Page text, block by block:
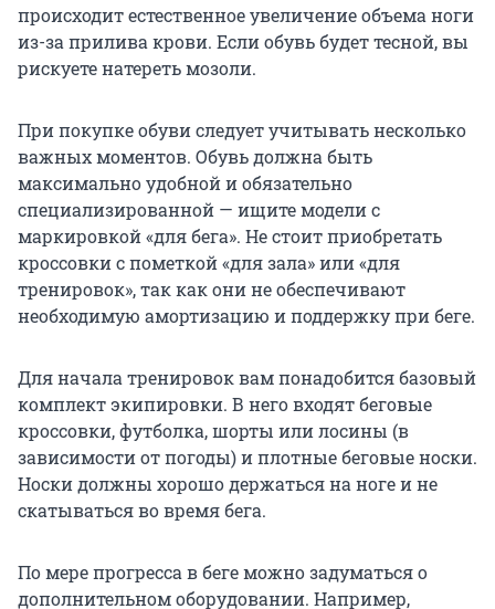
происходит естественное увеличение объема ноги
из-за прилива крови. Если обувь будет тесной, вы
рискуете натереть мозоли.
При покупке обуви следует учитывать несколько
важных моментов. Обувь должна быть
максимально удобной и обязательно
специализированной — ищите модели с
маркировкой «для бега». Не стоит приобретать
кроссовки с пометкой «для зала» или «для
тренировок», так как они не обеспечивают
необходимую амортизацию и поддержку при беге.
Для начала тренировок вам понадобится базовый
комплект экипировки. В него входят беговые
кроссовки, футболка, шорты или лосины (в
зависимости от погоды) и плотные беговые носки.
Носки должны хорошо держаться на ноге и не
скатываться во время бега.
По мере прогресса в беге можно задуматься о
дополнительном оборудовании. Например,